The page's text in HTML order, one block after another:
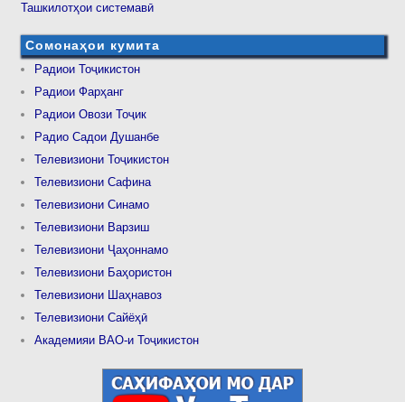
Ташкилотҳои системавӣ
Сомонаҳои кумита
Радиои Тоҷикистон
Радиои Фарҳанг
Радиои Овози Тоҷик
Радио Садои Душанбе
Телевизиони Тоҷикистон
Телевизиони Сафина
Телевизиони Синамо
Телевизиони Варзиш
Телевизиони Ҷаҳоннамо
Телевизиони Баҳористон
Телевизиони Шаҳнавоз
Телевизиони Сайёҳӣ
Академияи ВАО-и Тоҷикистон